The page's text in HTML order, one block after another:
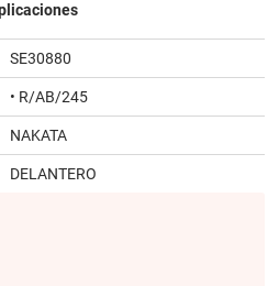
SE30880
• R/AB/245
NAKATA
DELANTERO